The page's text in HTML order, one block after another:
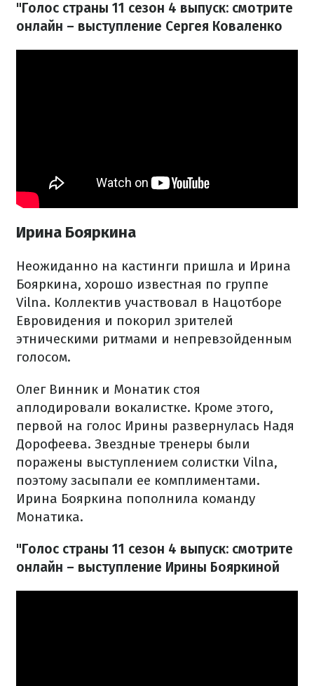
"Голос страны 11 сезон 4 выпуск: смотрите
онлайн – выступление Сергея Коваленко
Ирина Бояркина
Неожиданно на кастинги пришла и Ирина
Бояркина, хорошо известная по группе
Vilna. Коллектив участвовал в Нацотборе
Евровидения и покорил зрителей
этническими ритмами и непревзойденным
голосом.
Олег Винник и Монатик стоя
аплодировали вокалистке. Кроме этого,
первой на голос Ирины развернулась Надя
Дорофеева. Звездные тренеры были
поражены выступлением солистки Vilna,
поэтому засыпали ее комплиментами.
Ирина Бояркина пополнила команду
Монатика.
"Голос страны 11 сезон 4 выпуск: смотрите
онлайн – выступление Ирины Бояркиной